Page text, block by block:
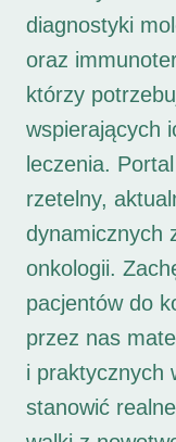
diagnostyki
oraz
którzy
wspierających
leczenia.
rzetelny,
dynamicznych
onkologii.
pacjentów do
przez nas
i praktycznych
stanowić